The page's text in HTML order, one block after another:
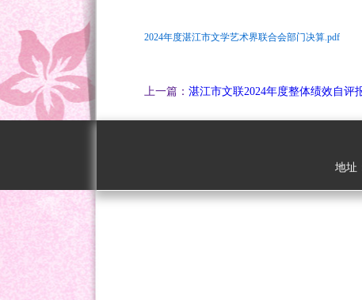
2024年度湛江市文学艺术界联合会部门决算.pdf
上一篇： 湛江市文联2024年度整体绩效自评
地址